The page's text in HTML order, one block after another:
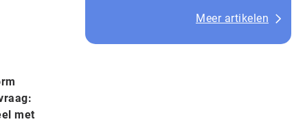
met
Meer artikelen